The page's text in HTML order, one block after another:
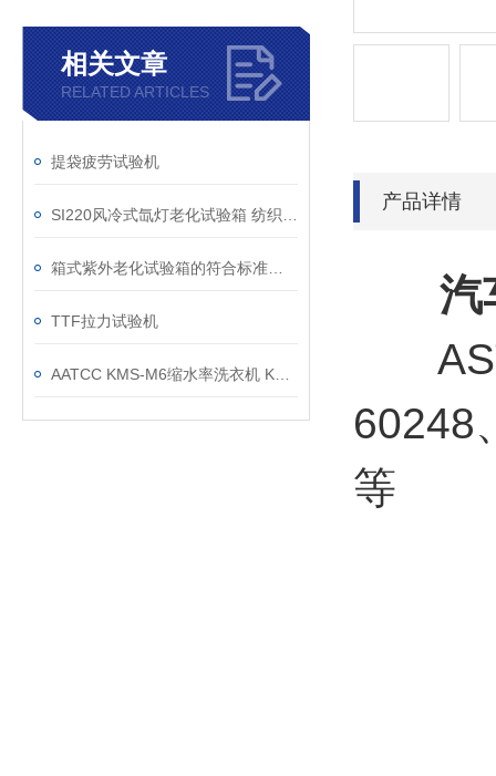
相关文章
RELATED ARTICLES
提袋疲劳试验机
TTF拉力试验机
产品详情
汽
60248
等